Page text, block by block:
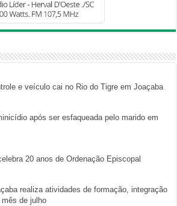
e veículo cai no Rio do Tigre em Joaçaba
após ser esfaqueada pelo marido em
20 anos de Ordenação Episcopal
realiza atividades de formação, integração
de julho